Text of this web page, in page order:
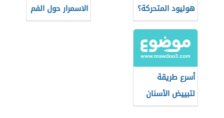
هوليود المتحركة؟
الاسمرار حول الفم
أسرع طريقة
لتبييض الأسنان
بالملح